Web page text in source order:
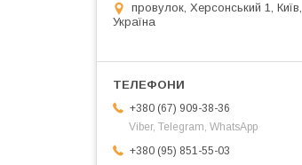
провулок, Херсонський 1, Київ,
Україна
+380 (67) 909-38-36
Viber, Telegram, WhatsApp
+380 (95) 851-55-03